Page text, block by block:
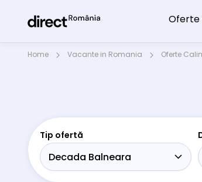
Oferte
Home Vacante in Romania Oferte
Tip ofertă